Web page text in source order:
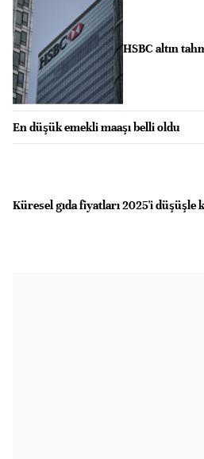
HSBC altın
En düşük emekli maaşı belli oldu
Küresel gıda fiyatları 2025'i düşüşle